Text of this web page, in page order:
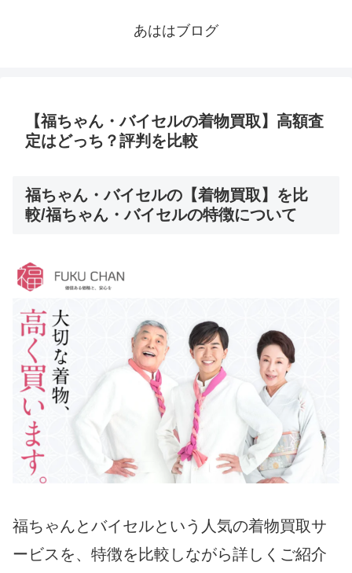
あははブログ
【福ちゃん・バイセルの着物買取】高額査
定はどっち？評判を比較
福ちゃん・バイセルの【着物買取】を比
較/福ちゃん・バイセルの特徴について
福ちゃんとバイセルという人気の着物買取サ
ービスを、特徴を比較しながら詳しくご紹介